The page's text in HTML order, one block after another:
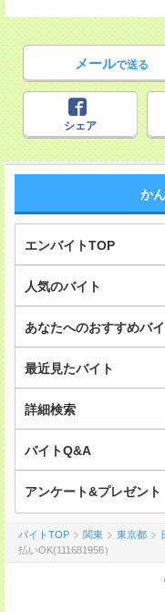
メールで送る
シェア
か
エンバイトTOP
人気のバイト
あなたへのおすすめバ
最近見たバイト
詳細検索
バイトQ&A
アンケート&プレゼント
バイトTOP 関東 東京都
払いOK(111681956）